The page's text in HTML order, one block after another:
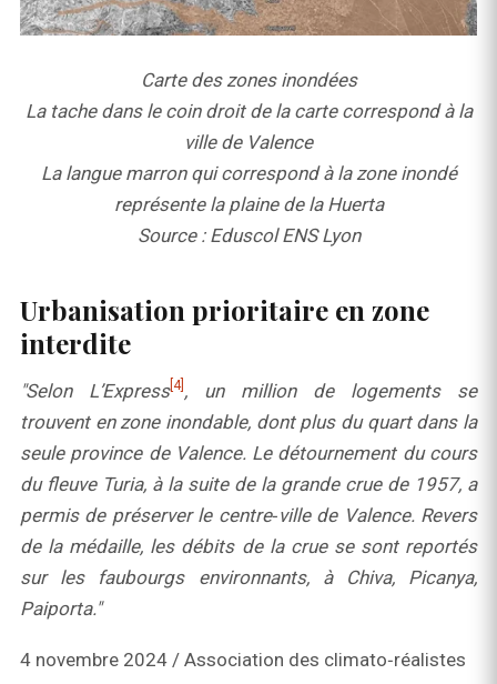
Carte des zones inondées
La tache dans le coin droit de la carte correspond à la
ville de Valence
La langue marron qui correspond à la zone inondé
représente la plaine de la Huerta
Source : Eduscol ENS Lyon
Urbanisation prioritaire en zone
interdite
"Selon L’Express[4] , un million de logements se
trouvent en zone inondable, dont plus du quart dans la
seule province de Valence. Le détournement du cours
du fleuve Turia, à la suite de la grande crue de 1957, a
permis de préserver le centre‑ville de Valence. Revers
de la médaille, les débits de la crue se sont reportés
sur les faubourgs environnants, à Chiva, Picanya,
Paiporta."
4 novembre 2024 / Association des climato‑réalistes